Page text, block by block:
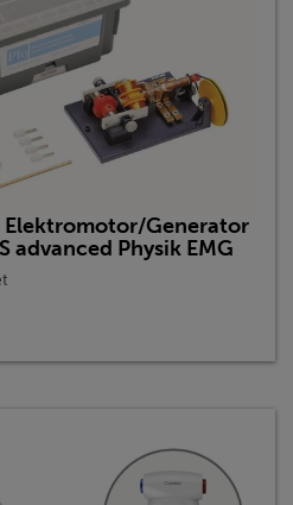
Elektromotor/Generator
advanced Physik EMG